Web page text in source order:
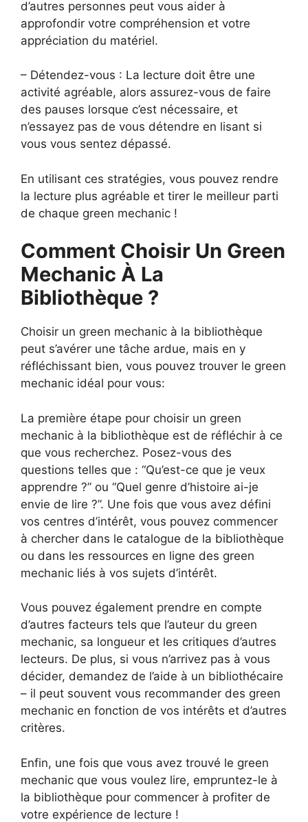
d’autres personnes peut vous aider à
approfondir votre compréhension et votre
appréciation du matériel.
– Détendez-vous : La lecture doit être une
activité agréable, alors assurez-vous de faire
des pauses lorsque c’est nécessaire, et
n’essayez pas de vous détendre en lisant si
vous vous sentez dépassé.
En utilisant ces stratégies, vous pouvez rendre
la lecture plus agréable et tirer le meilleur parti
de chaque green mechanic !
Comment Choisir Un Green
Mechanic À La
Bibliothèque ?
Choisir un green mechanic à la bibliothèque
peut s’avérer une tâche ardue, mais en y
réfléchissant bien, vous pouvez trouver le green
mechanic idéal pour vous:
La première étape pour choisir un green
mechanic à la bibliothèque est de réfléchir à ce
que vous recherchez. Posez-vous des
questions telles que : “Qu’est-ce que je veux
apprendre ?” ou “Quel genre d’histoire ai-je
envie de lire ?”. Une fois que vous avez défini
vos centres d’intérêt, vous pouvez commencer
à chercher dans le catalogue de la bibliothèque
ou dans les ressources en ligne des green
mechanic liés à vos sujets d’intérêt.
Vous pouvez également prendre en compte
d’autres facteurs tels que l’auteur du green
mechanic, sa longueur et les critiques d’autres
lecteurs. De plus, si vous n’arrivez pas à vous
décider, demandez de l’aide à un bibliothécaire
– il peut souvent vous recommander des green
mechanic en fonction de vos intérêts et d’autres
critères.
Enfin, une fois que vous avez trouvé le green
mechanic que vous voulez lire, empruntez-le à
la bibliothèque pour commencer à profiter de
votre expérience de lecture !